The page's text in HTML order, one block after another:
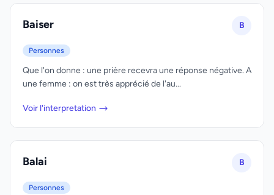
Baiser B
Personnes
Que l'on donne : une prière recevra une réponse négative. A
une femme : on est très apprécié de l'au...
Voir l'interpretation
Balai B
Personnes